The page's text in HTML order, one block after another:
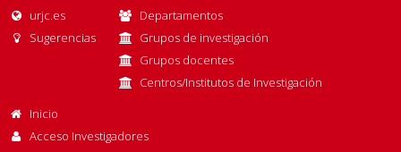
urjc.es
Sugerencias
Departamentos
Grupos de investigación
Grupos docentes
Centros/Institutos de Investigación
Inicio
Acceso Investigadores